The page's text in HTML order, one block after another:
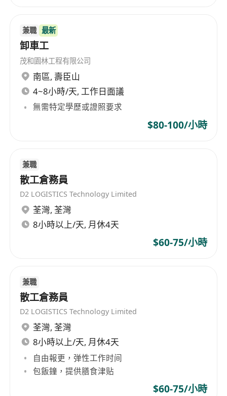
兼職 最新
卸車工
茂和園林工程有限公司
南區, 壽臣山
4~8小時/天, 工作日面議
無需特定學歷或證照要求
$80-100/小時
兼職
散工倉務員
D2 LOGISTICS Technology Limited
荃灣, 荃灣
8小時以上/天, 月休4天
$60-75/小時
兼職
散工倉務員
D2 LOGISTICS Technology Limited
荃灣, 荃灣
8小時以上/天, 月休4天
自由報更，弹性工作时间
包飯鐘，提供膳食津贴
$60-75/小時